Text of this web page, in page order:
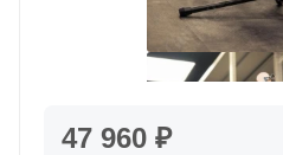
47 960 ₽